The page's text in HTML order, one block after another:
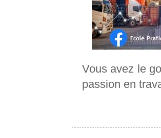
Vous avez le
passion en